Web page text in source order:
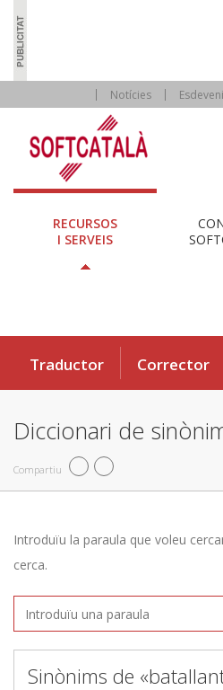
Notícies
RECURSOS
I SERVEIS
Traductor Corrector
Diccionari de
Compartiu
Introduïu la paraula que voleu
cerca.
Sinònims de